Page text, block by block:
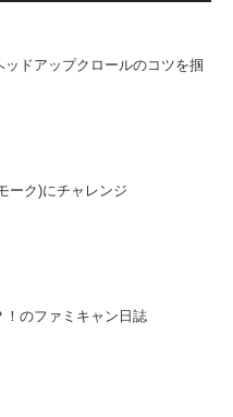
ドアップクロールのコツを掴
ーク)にチャレンジ
！のファミキャン日誌